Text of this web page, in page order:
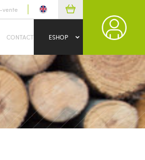
vente
CONTACT ESHOP